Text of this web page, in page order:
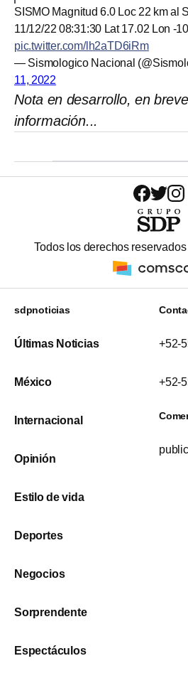
SISMO Magnitud 6.0 Loc 22 km al
11/12/22 08:31:30 Lat 17.02 Lon -
pic.twitter.com/lh2aTD6iRm
— Sismologico Nacional
11, 2022
Nota en desarrollo, en
información...
Todos los derechos
sdpnoticias
Últimas Noticias
México
Internacional
Opinión
Estilo de vida
Deportes
Negocios
Sorprendente
Espectáculos
+52-
+52-